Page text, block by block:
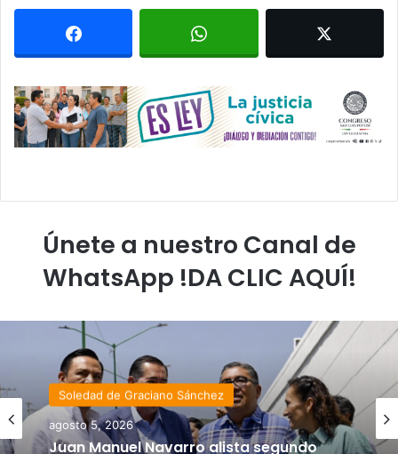
Únete a nuestro Canal de
WhatsApp !DA CLIC AQUÍ!
Soledad de Graciano Sánchez
agosto 5, 2026
Estado
agosto 4, 2026